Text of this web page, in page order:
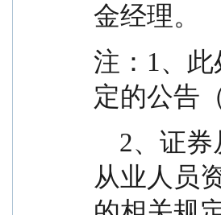
金经理。
注：1、此
定的公告
从业人员